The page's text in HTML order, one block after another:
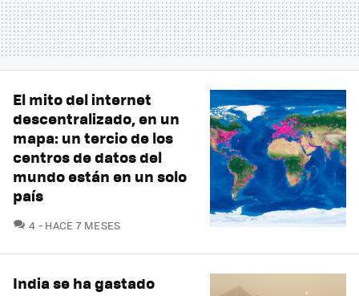
El mito del internet
descentralizado, en un
mapa: un tercio de los
centros de datos del
mundo están en un solo
país
4 COMENTARIOS
HACE 7 MESES
India se ha gastado